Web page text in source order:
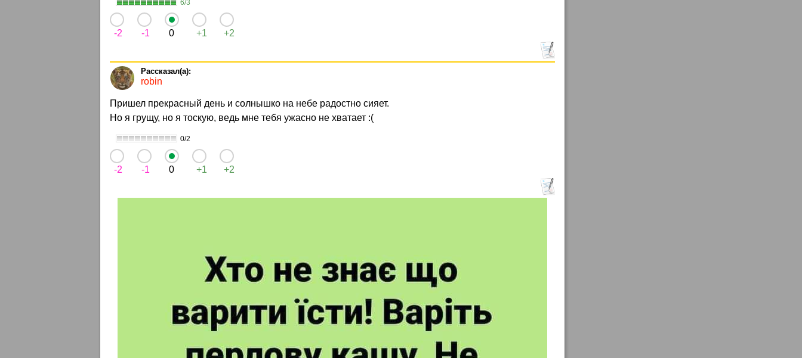
6/3
-2 -1 0 +1 +2
robin
Пришел прекрасный день и солнышко на небе радостно сияет.
Но я грущу, но я тоскую, ведь мне тебя ужасно не хватает :(
0/2
-2 -1 0 +1 +2